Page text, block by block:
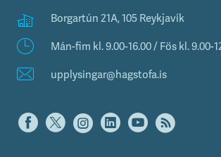
Borgartún 21A, 105 Reykjavík
Mán-fim kl. 9.00-16.00 / Fös kl. 9.00-
upplysingar@hagstofa.is